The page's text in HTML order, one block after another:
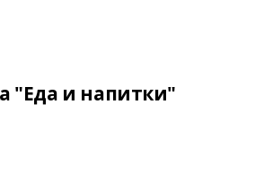
"Еда и напитки"